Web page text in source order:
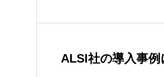
ALSI社の導入事